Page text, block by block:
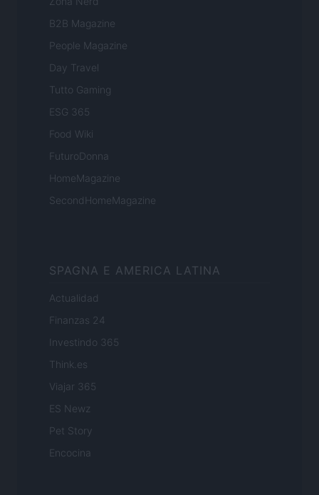
B2B Magazine
People Magazine
Day Travel
Tutto Gaming
ESG 365
Food Wiki
FuturoDonna
HomeMagazine
SecondHomeMagazine
SPAGNA E AMERICA LATINA
Actualidad
Finanzas 24
Investindo 365
Think.es
Viajar 365
ES Newz
Pet Story
Encocina